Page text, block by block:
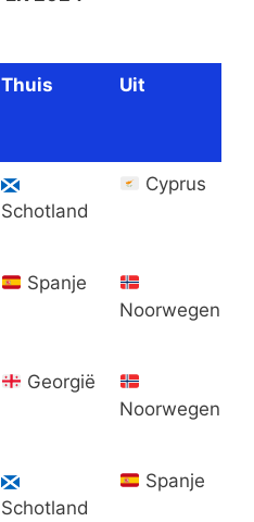
Thuis Uit
Schotland
Cyprus
Spanje
Noorwegen
Georgië
Noorwegen
Schotland
Spanje